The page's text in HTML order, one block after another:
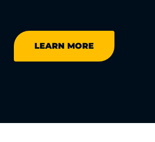
LEARN MORE